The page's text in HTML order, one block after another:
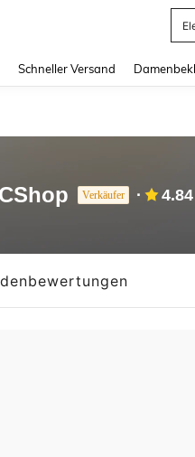
Schneller Versand
Verkäufer 4.84